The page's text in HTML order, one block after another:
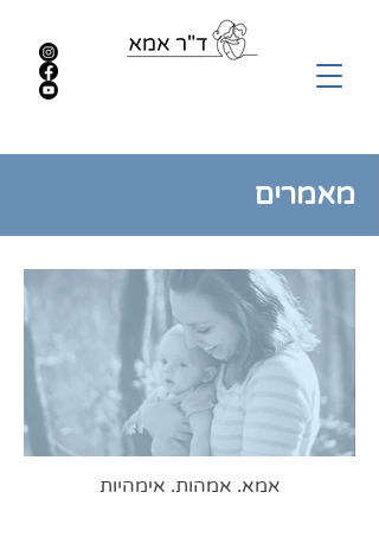
מאמרים
אמא. אמהות. אימהיות